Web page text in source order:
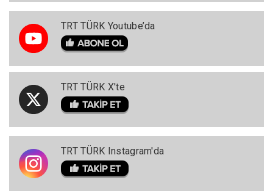
TRT TÜRK Youtube’da
TRT TÜRK X'te
TRT TÜRK Instagram'da